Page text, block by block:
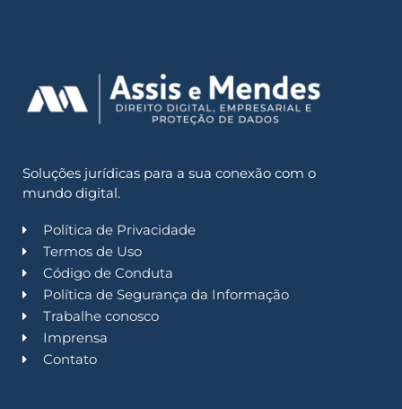
Soluções jurídicas para a sua conexão com o
mundo digital.
Política de Privacidade
Termos de Uso
Código de Conduta
Política de Segurança da Informação
Trabalhe conosco
Imprensa
Contato